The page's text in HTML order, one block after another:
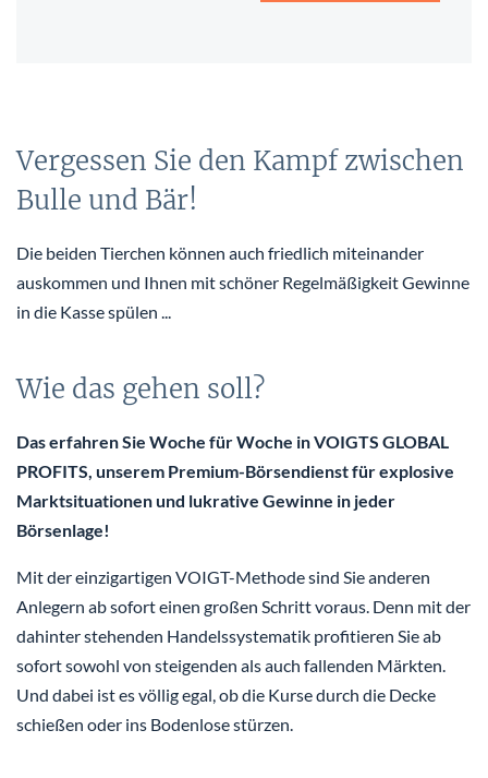
Vergessen Sie den Kampf zwischen
Bulle und Bär!
Die beiden Tierchen können auch friedlich miteinander
auskommen und Ihnen mit schöner Regelmäßigkeit Gewinne
in die Kasse spülen ...
Wie das gehen soll?
Das erfahren Sie Woche für Woche in VOIGTS GLOBAL
PROFITS, unserem Premium-Börsendienst für explosive
Marktsituationen und lukrative Gewinne in jeder
Börsenlage!
Mit der einzigartigen VOIGT-Methode sind Sie anderen
Anlegern ab sofort einen großen Schritt voraus. Denn mit der
dahinter stehenden Handelssystematik profitieren Sie ab
sofort sowohl von steigenden als auch fallenden Märkten.
Und dabei ist es völlig egal, ob die Kurse durch die Decke
schießen oder ins Bodenlose stürzen.